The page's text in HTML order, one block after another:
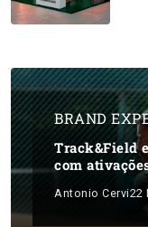
BRAND
Track&Field
com
Antonio Cervi22